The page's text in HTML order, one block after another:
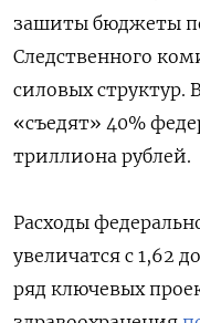
зашиты бюджеты
Следственного
силовых
«съедят» 40%
триллиона рублей.
Расходы
увеличатся с 1,62
ряд ключевых